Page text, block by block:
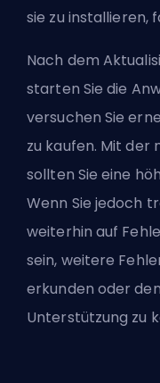
sie zu installieren,
Nach dem
starten Sie die
versuchen Sie
zu kaufen. Mit der
sollten Sie eine
Wenn Sie jedoch
weiterhin auf
sein, weitere
erkunden oder
Unterstützung zu